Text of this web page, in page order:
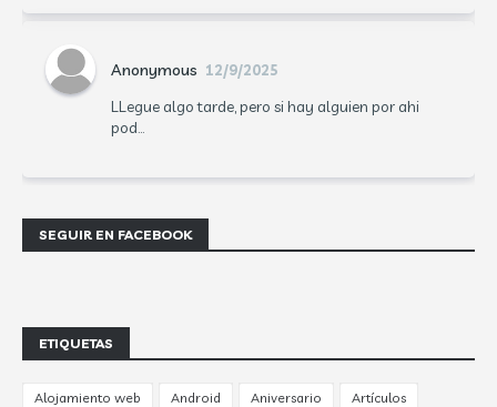
Anonymous 12/9/2025
LLegue algo tarde, pero si hay alguien por ahi
pod...
SEGUIR EN FACEBOOK
ETIQUETAS
Alojamiento web Android Aniversario Artículos